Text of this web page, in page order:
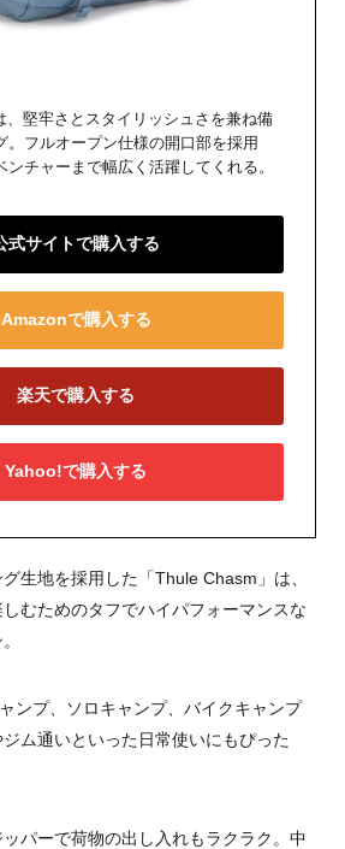
、堅牢さとスタイリッシュさを兼ね備
。フルオープン仕様の開口部を採用
ンチャーまで幅広く活躍してくれる。
式サイトで購入する
Amazonで購入する
楽天で購入する
Yahoo!で購入する
生地を採用した「Thule Chasm」は、
むためのタフでハイパフォーマンスな
ンプ、ソロキャンプ、バイクキャンプ
ム通いといった日常使いにもぴった
パーで荷物の出し入れもラクラク。中